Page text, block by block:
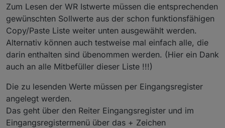
Zum Lesen der WR Istwerte müssen die entsprechenden
gewünschten Sollwerte aus der schon funktionsfähigen
Copy/Paste Liste weiter unten ausgewählt werden.
Alternativ können auch testweise mal einfach alle, die
darin enthalten sind übenommen werden. (Hier ein Dank
auch an alle Mitbefüller dieser Liste !!!)
Die zu lesenden Werte müssen per Eingangsregister
angelegt werden.
Das geht über den Reiter Eingangsregister und im
Eingangsregistermenü über das + Zeichen